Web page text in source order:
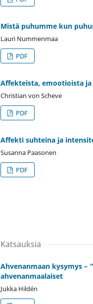
Mistä puhumme kun
Lauri Nummenmaa
PDF
Affekteista, emootioista
Christian von Scheve
PDF
Affekti suhteina ja
Susanna Paasonen
PDF
Katsauksia
Ahvenanmaan kysymys –
ahvenanmaalaiset
Jukka Hildén